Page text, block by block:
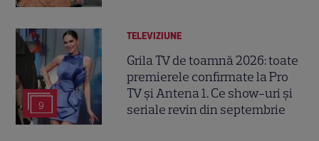
9
TELEVIZIUNE
Grila TV de toamnă 2026: toate
premierele confirmate la Pro
TV și Antena 1. Ce show-uri și
seriale revin din septembrie